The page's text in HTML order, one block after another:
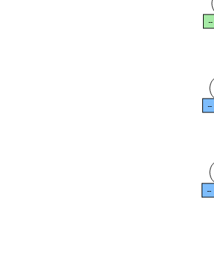
--
--
--